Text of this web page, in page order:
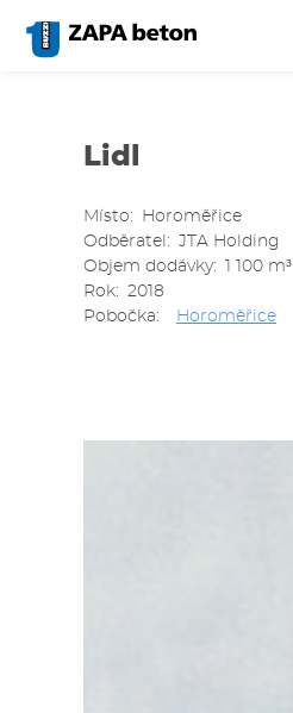
hlavnímu
Lidl
Místo
Horoměřice
Odběratel
JTA Holding
Objem dodávky
1 100 m³
Rok
2018
Pobočka
Horoměřice